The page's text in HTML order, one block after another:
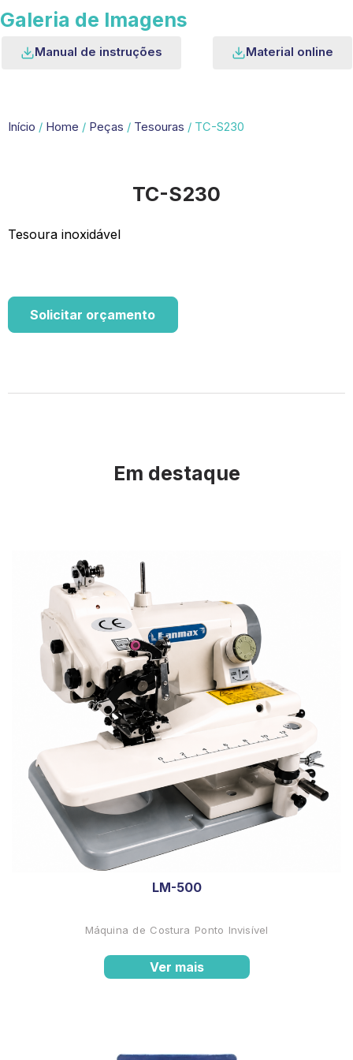
Galeria de Imagens
Manual de instruções Material online
Início / Home / Peças / Tesouras / TC-S230
TC-S230
Tesoura inoxidável
Solicitar orçamento
Em destaque
LM-500
Máquina de Costura Ponto Invisível
Ver mais